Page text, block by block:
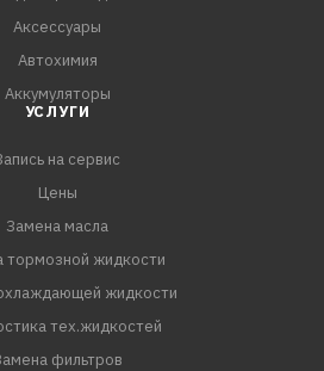
Аксессуары
Автохимия
Аккумуляторы
УСЛУГИ
на сервис
Цены
Замена масла
тормозной жидкости
жидкости
тех.жидкостей
фильтров